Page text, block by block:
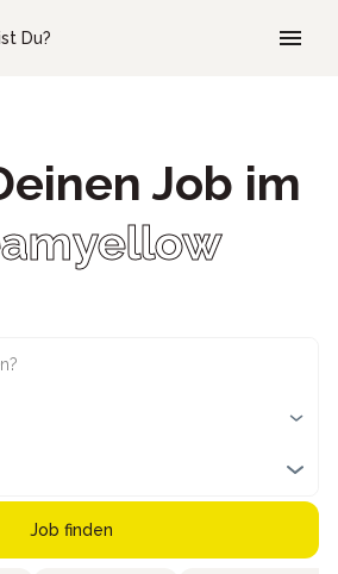
Du?
Job im
Job finden